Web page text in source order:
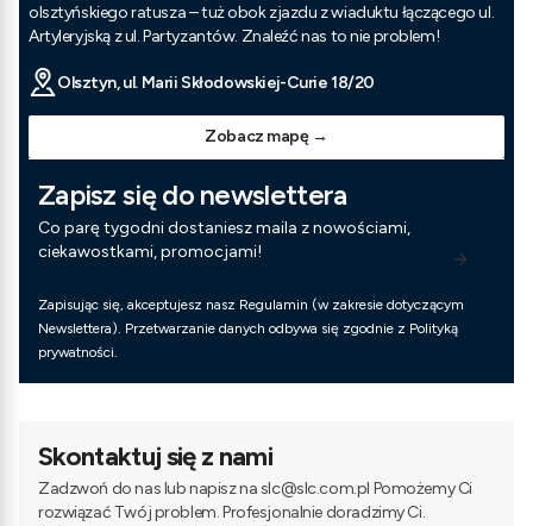
olsztyńskiego ratusza – tuż obok zjazdu z wiaduktu łączącego ul.
Artyleryjską z ul. Partyzantów. Znaleźć nas to nie problem!
Olsztyn, ul. Marii Skłodowskiej-Curie 18/20
Zobacz mapę →
Zapisz się do newslettera
Co parę tygodni dostaniesz maila z nowościami,
ciekawostkami, promocjami!
Zapisując się, akceptujesz nasz Regulamin (w zakresie dotyczącym
Newslettera). Przetwarzanie danych odbywa się zgodnie z Polityką
prywatności.
Skontaktuj się z nami
Zadzwoń do nas lub napisz na slc@slc.com.pl Pomożemy Ci
rozwiązać Twój problem. Profesjonalnie doradzimy Ci.